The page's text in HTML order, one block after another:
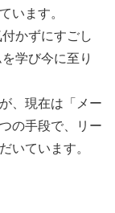
います。
かずにすごし
学び今に至り
、現在は「メー
の手段で、リー
いています。